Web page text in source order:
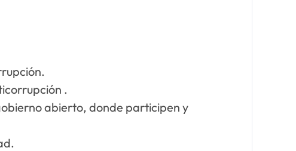
.
abierto, donde participen y